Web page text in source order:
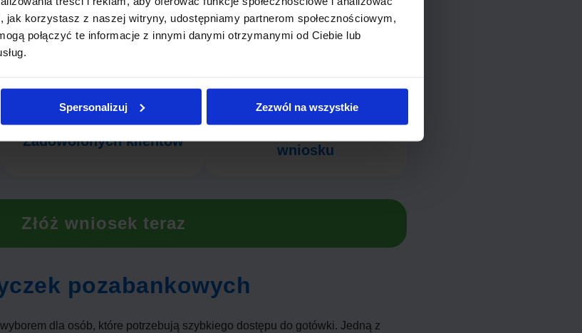
korzystasz z naszej witryny, udostępniamy partnerom społecznościowym,
połączyć te informacje z innymi danymi otrzymanymi od Ciebie lub
Spersonalizuj Zezwól na wszystkie
250 000 +
Zadowolonych klientów
5min
wniosku
Złóż wniosek teraz
pozabankowych
dla osób, które potrzebują szybkiego dostępu do gotówki. Jedną z